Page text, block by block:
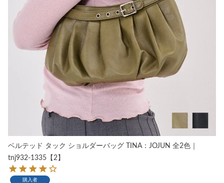
ベルテッド タック ショルダーバッグ TINA：JOJUN 全2色｜
tnj932-1335【2】
購入者